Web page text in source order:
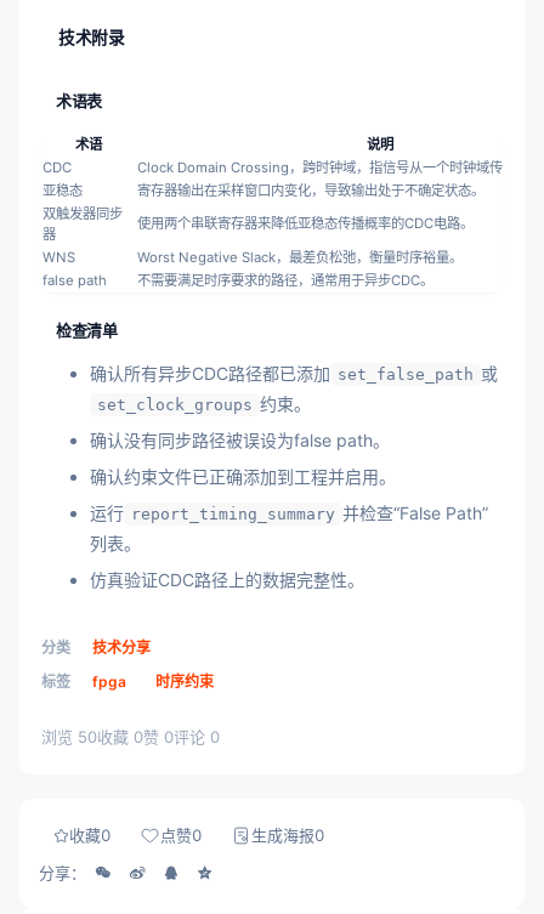
技术附录
术语表
术语
说明
CDC
Clock Domain Crossing，跨时钟域，指信号从一个时钟域传递到
亚稳态
寄存器输出在采样窗口内变化，导致输出处于不确定状态。
双触发器同步
器
使用两个串联寄存器来降低亚稳态传播概率的CDC电路。
WNS
Worst Negative Slack，最差负松弛，衡量时序裕量。
false path
不需要满足时序要求的路径，通常用于异步CDC。
检查清单
确认所有异步CDC路径都已添加 set_false_path 或
set_clock_groups 约束。
确认没有同步路径被误设为false path。
确认约束文件已正确添加到工程并启用。
运行 report_timing_summary 并检查“False Path”
列表。
仿真验证CDC路径上的数据完整性。
分类
技术分享
标签
fpga 时序约束
浏览 50收藏 0赞 0评论 0
收藏0 点赞0 生成海报0
分享：